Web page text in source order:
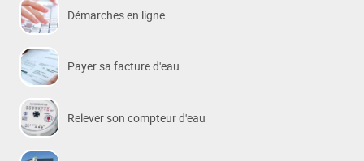
Démarches en ligne
Payer sa facture d'eau
Relever son compteur d'eau